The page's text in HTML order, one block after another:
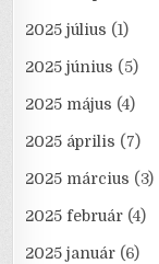
2025 július (1)
2025 június (5)
2025 május (4)
2025 április (7)
2025 március (3)
2025 február (4)
2025 január (6)